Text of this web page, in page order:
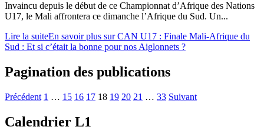
Invaincu depuis le début de ce Championnat d’Afrique des Nations
U17, le Mali affrontera ce dimanche l’Afrique du Sud. Un...
Lire la suiteEn savoir plus sur CAN U17 : Finale Mali-Afrique du
Sud : Et si c’était la bonne pour nos Aiglonnets ?
Pagination des publications
Précédent 1 … 15 16 17 18 19 20 21 … 33 Suivant
Calendrier L1